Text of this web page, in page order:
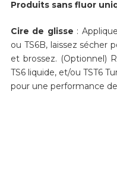
Produits sans fluor
Cire de glisse :
ou TS6B, laissez sécher
et brossez. (Optionnel)
TS6 liquide, et/ou TST6
pour une performance